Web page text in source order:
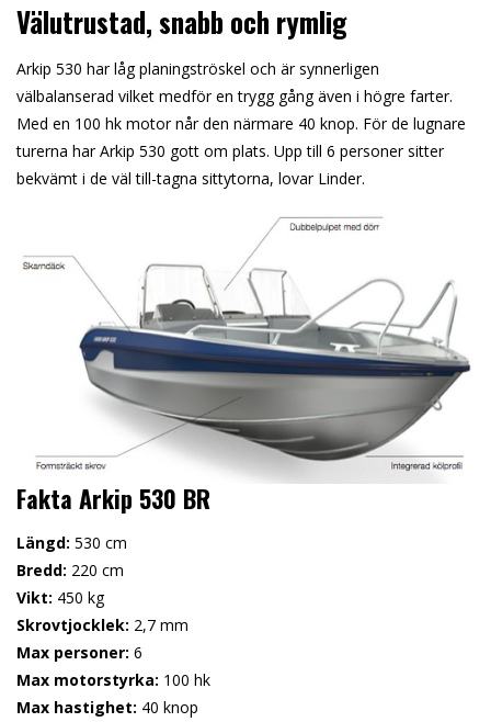
Välutrustad, snabb och rymlig
Arkip 530 har låg planingströskel och är synnerligen
välbalanserad vilket medför en trygg gång även i högre farter.
Med en 100 hk motor når den närmare 40 knop. För de lugnare
turerna har Arkip 530 gott om plats. Upp till 6 personer sitter
bekvämt i de väl till-tagna sittytorna, lovar Linder.
Fakta Arkip 530 BR
Längd: 530 cm
Bredd: 220 cm
Vikt: 450 kg
Skrovtjocklek: 2,7 mm
Max personer: 6
Max motorstyrka: 100 hk
Max hastighet: 40 knop